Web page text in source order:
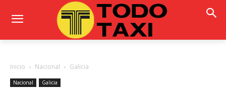
Inicio Nacional Galicia
Nacional Galicia